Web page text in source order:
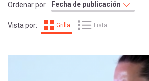
a
mi
Expand
[Educarchile
Inicia
sesión
ayuda
a
Ordenar por
Vista por: Grilla Lista